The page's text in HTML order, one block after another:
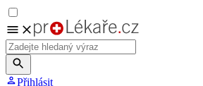
Přihlásit